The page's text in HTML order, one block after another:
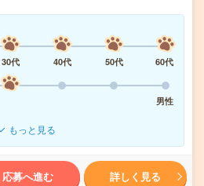
30代 40代 50代
60代
男性
もっと見る
応募へ進む 詳しく見る